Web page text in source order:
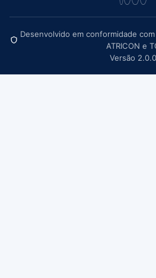
Desenvolvido em conformidade
ATRICON e
Versão 2.0.0